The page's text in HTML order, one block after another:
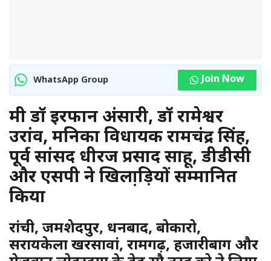
WhatsApp Group Join Now
मंत्री डॉ इरफान अंसारी, डॉ रामेश्वर
उरांव, मनिका विधायक रामचंद्र सिंह,
पूर्व सांसद धीरज प्रसाद साहू, डीडीसी
और एसपी ने खिला़ड़ियों सम्मानित
किया
रांची, जमशेदपुर, धनबाद, बोकारो,
सरायकेला खरसावां, रामगढ़, हजारीबाग और